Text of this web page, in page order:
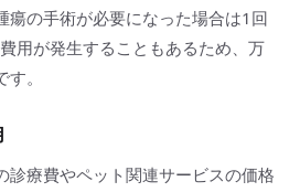
瘍の手術が必要になった場合は1回
用が発生することもあるため、万
。
診療費やペット関連サービスの価格